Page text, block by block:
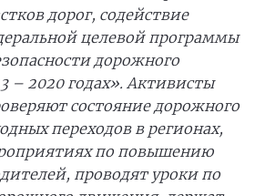
дорог, содействие
целевой программы
дорожного
– 2020 годах». Активисты
состояние дорожного
переходов в регионах,
по повышению
проводят уроки по